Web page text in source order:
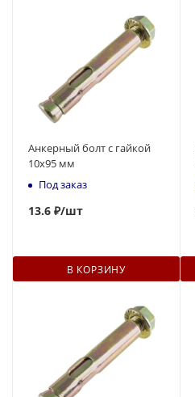
Анкерный болт с гайкой
10x95 мм
Под заказ
13.6 ₽/шт
В КОРЗИНУ